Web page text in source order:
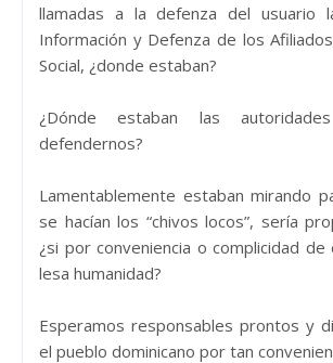
llamadas a la defenza del usuario
Información y Defenza de los
Social, ¿donde estaban?
¿Dónde estaban las
defendernos?
Lamentablemente estaban mirando
se hacían los “chivos locos”, sería
¿si por conveniencia o complicidad
lesa humanidad?
Esperamos responsables prontos y
el pueblo dominicano por tan